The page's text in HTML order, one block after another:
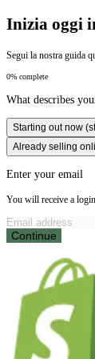
Inizia oggi
Segui la nostra guida
0% complete
What describes
Starting out now
Already selling
Enter your email
You will receive a
Continue